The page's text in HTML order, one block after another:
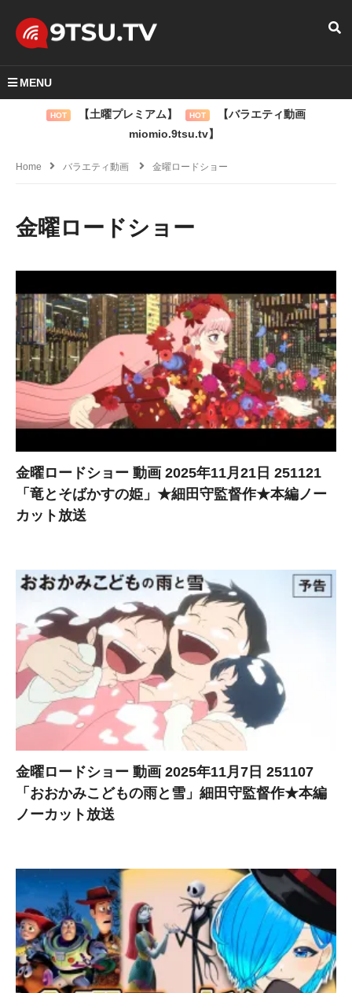
MENU
HOT 【土曜プレミアム】 HOT
【バラエティ動画
miomio.9tsu.tv】
Home バラエティ動画 金曜ロードショー
金曜ロードショー
金曜ロードショー 動画 2025年11月21日 251121
「竜とそばかすの姫」★細田守監督作★本編ノー
カット放送
金曜ロードショー 動画 2025年11月7日 251107
「おおかみこどもの雨と雪」細田守監督作★本編
ノーカット放送